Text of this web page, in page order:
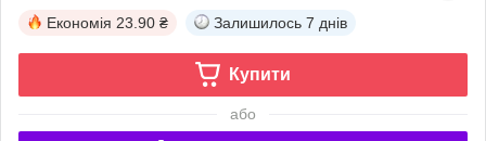
Економія 23.90 ₴ Залишилось 7 днів
Купити
або